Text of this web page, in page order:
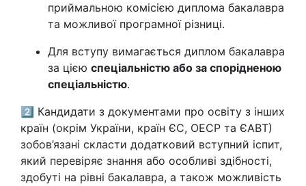
приймальною комісією диплома бакалавра
та можливої програмної різниці.
Для вступу вимагається диплом бакалавра
за цією спеціальністю або за спорідненою
спеціальністю.
2️⃣ Кандидати з документами про освіту з інших
країн (окрім України, країн ЄС, ОЕСР та ЄАВТ)
зобов’язані скласти додатковий вступний іспит,
який перевіряє знання або особливі здібності,
здобуті на рівні бакалавра, а також можливість